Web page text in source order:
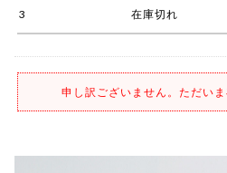
3 在庫切れ
申し訳ございません。ただいま